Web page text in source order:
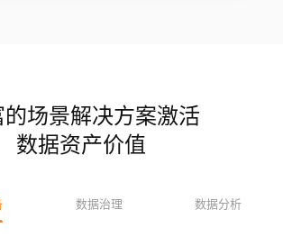
的场景解决方案激活
数据资产价值
数据治理 数据分析